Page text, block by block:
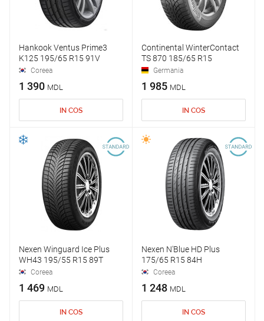
Hankook Ventus Prime3
K125 195/65 R15 91V
Coreea
1 390 MDL
IN COS
Continental WinterContact
TS 870 185/65 R15
Germania
1 985 MDL
IN COS
Nexen Winguard Ice Plus
WH43 195/55 R15 89T
Coreea
1 469 MDL
IN COS
Nexen N'Blue HD Plus
175/65 R15 84H
Coreea
1 248 MDL
IN COS